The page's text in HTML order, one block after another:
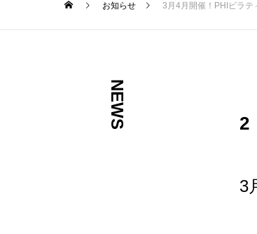
お知らせ 3月4月開催！PHIピラテ
NEWS 2
3